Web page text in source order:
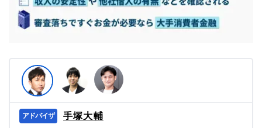
手塚大輔